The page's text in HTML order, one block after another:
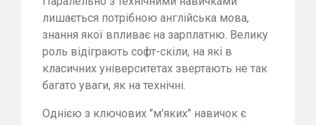
лишається потрібною англійська мова,
знання якої впливає на зарплатню. Велику
роль відіграють софт-скіли, на які в
класичних університетах звертають не так
багато уваги, як на технічні.
Однією з ключових "м'яких" навичок є